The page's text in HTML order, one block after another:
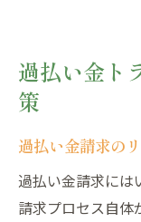
過払い金ト
策
過払い金請求の
過払い金請求には
請求プロセス自体